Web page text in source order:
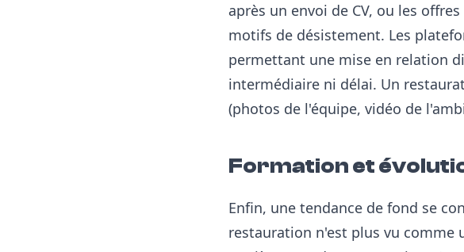
après un envoi de CV, ou les
motifs de désistement. Les
permettant une mise en relation
intermédiaire ni délai. Un
(photos de l'équipe, vidéo de
Formation et
Enfin, une tendance de fond se
restauration n'est plus vu comme